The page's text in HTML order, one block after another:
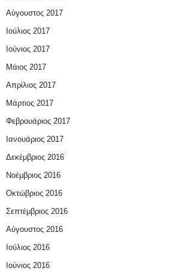
Αύγουστος 2017
Ιούλιος 2017
Ιούνιος 2017
Μάιος 2017
Απρίλιος 2017
Μάρτιος 2017
Φεβρουάριος 2017
Ιανουάριος 2017
Δεκέμβριος 2016
Νοέμβριος 2016
Οκτώβριος 2016
Σεπτέμβριος 2016
Αύγουστος 2016
Ιούλιος 2016
Ιούνιος 2016